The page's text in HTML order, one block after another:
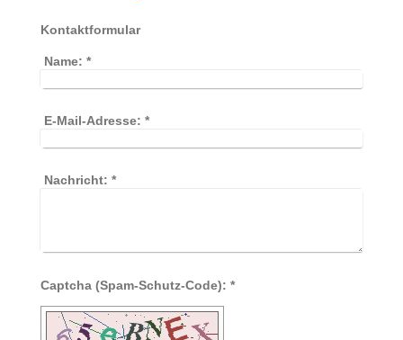
Kontaktformular
Name: *
E-Mail-Adresse: *
Nachricht: *
Captcha (Spam-Schutz-Code): *